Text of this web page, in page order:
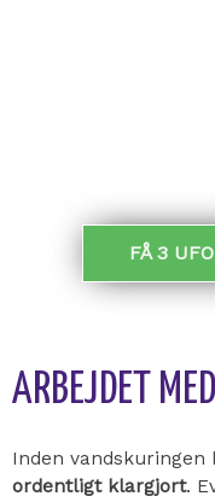
FÅ 3
ARBEJDET
Inden vandskuringen
ordentligt klargjort.